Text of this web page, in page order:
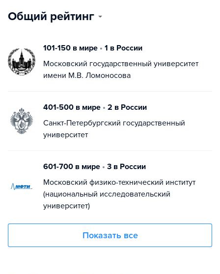
Общий рейтинг
101-150 в мире • 1 в России
Московский государственный университет
имени М.В. Ломоносова
401-500 в мире • 2 в России
Санкт-Петербургский государственный
университет
601-700 в мире • 3 в России
Московский физико-технический институт
(национальный исследовательский
университет)
Показать все